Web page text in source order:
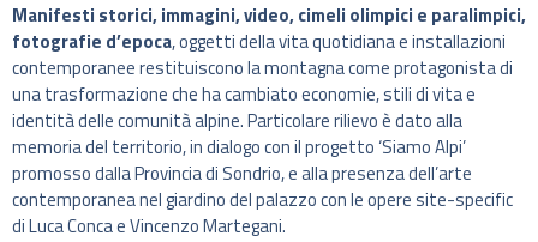
Manifesti storici, immagini, video, cimeli olimpici e paralimpici,
fotografie d’epoca, oggetti della vita quotidiana e installazioni
contemporanee restituiscono la montagna come protagonista di
una trasformazione che ha cambiato economie, stili di vita e
identità delle comunità alpine. Particolare rilievo è dato alla
memoria del territorio, in dialogo con il progetto ‘Siamo Alpi’
promosso dalla Provincia di Sondrio, e alla presenza dell’arte
contemporanea nel giardino del palazzo con le opere site-specific
di Luca Conca e Vincenzo Martegani.